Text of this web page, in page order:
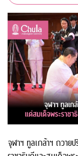
จุฬาฯ ทูลเกล้าฯ ถวา